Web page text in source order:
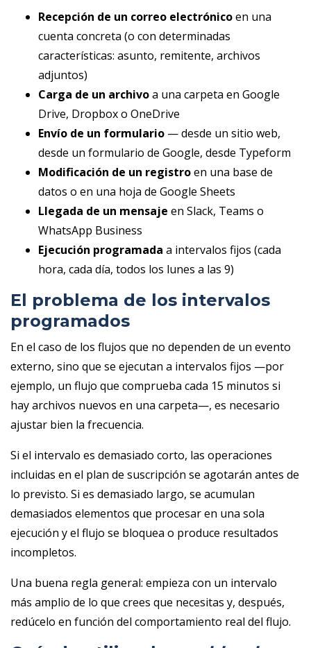
Recepción de un correo electrónicoen una
cuenta concreta (o con determinadas
características: asunto, remitente, archivos
adjuntos)
Carga de un archivoa una carpeta en Google
Drive, Dropbox o OneDrive
Envío de un formulario — desde un sitio web,
desde un formulario de Google, desde Typeform
Modificación de un registroen una base de
datos o en una hoja de Google Sheets
Llegada de un mensaje en Slack, Teams o
WhatsApp Business
Ejecución programada a intervalos fijos (cada
hora, cada día, todos los lunes a las 9)
El problema de los intervalos
programados
En el caso de los flujos que no dependen de un evento
externo, sino que se ejecutan a intervalos fijos —por
ejemplo, un flujo que comprueba cada 15 minutos si
hay archivos nuevos en una carpeta—, es necesario
ajustar bien la frecuencia.
Si el intervalo es demasiado corto, las operaciones
incluidas en el plan de suscripción se agotarán antes de
lo previsto. Si es demasiado largo, se acumulan
demasiados elementos que procesar en una sola
ejecución y el flujo se bloquea o produce resultados
incompletos.
Una buena regla general: empieza con un intervalo
más amplio de lo que crees que necesitas y, después,
redúcelo en función del comportamiento real del flujo.